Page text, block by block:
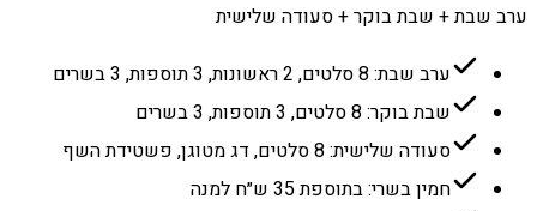
ערב שבת + שבת בוקר + סעודה שלישית
ערב שבת: 8 סלטים, 2 ראשונות, 3 תוספות, 3 בשרים
שבת בוקר: 8 סלטים, 3 תוספות, 3 בשרים
סעודה שלישית: 8 סלטים, דג מטוגן, פשטידת השף
חמין בשרי: בתוספת 35 ש״ח למנה